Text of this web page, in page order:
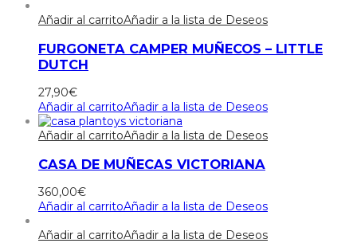
Añadir al carritoAñadir a la lista de Deseos
FURGONETA CAMPER MUÑECOS – LITTLE
DUTCH
27,90€
Añadir al carritoAñadir a la lista de Deseos
Añadir al carritoAñadir a la lista de Deseos
CASA DE MUÑECAS VICTORIANA
360,00€
Añadir al carritoAñadir a la lista de Deseos
Añadir al carritoAñadir a la lista de Deseos